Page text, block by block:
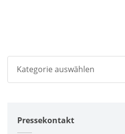
Kategorie auswählen
Unternehmen
Pressekontakt